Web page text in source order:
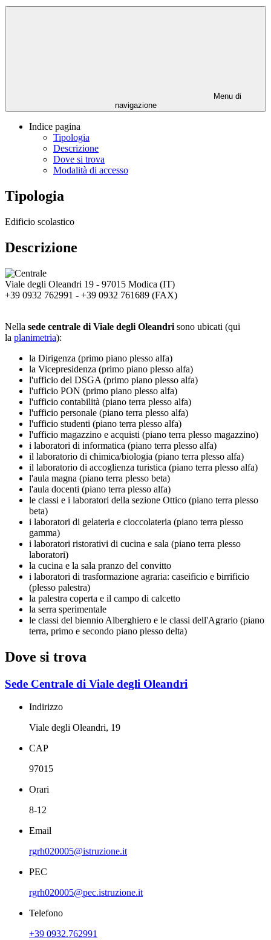
Menu di
navigazione
Indice pagina
Tipologia
Descrizione
Dove si trova
Modalità di accesso
Tipologia
Edificio scolastico
Descrizione
Viale degli Oleandri 19 - 97015 Modica (IT)
+39 0932 762991 - +39 0932 761689 (FAX)
Nella sede centrale di Viale degli Oleandri sono ubicati (qui
la planimetria):
la Dirigenza (primo piano plesso alfa)
la Vicepresidenza (primo piano plesso alfa)
l'ufficio del DSGA (primo piano plesso alfa)
l'ufficio PON (primo piano plesso alfa)
l'ufficio contabilità (piano terra plesso alfa)
l'ufficio personale (piano terra plesso alfa)
l'ufficio studenti (piano terra plesso alfa)
l'ufficio magazzino e acquisti (piano terra plesso magazzino)
i laboratori di informatica (piano terra plesso alfa)
il laboratorio di chimica/biologia (piano terra plesso alfa)
il laboratorio di accoglienza turistica (piano terra plesso alfa)
l'aula magna (piano terra plesso beta)
l'aula docenti (piano terra plesso alfa)
le classi e i laboratori della sezione Ottico (piano terra plesso
beta)
i laboratori di gelateria e cioccolateria (piano terra plesso
gamma)
i laboratori ristorativi di cucina e sala (piano terra plesso
laboratori)
la cucina e la sala pranzo del convitto
i laboratori di trasformazione agraria: caseificio e birrificio
(plesso palestra)
la palestra coperta e il campo di calcetto
la serra sperimentale
le classi del biennio Alberghiero e le classi dell'Agrario (piano
terra, primo e secondo piano plesso delta)
Dove si trova
Sede Centrale di Viale degli Oleandri
Indirizzo
Viale degli Oleandri, 19
CAP
97015
Orari
8-12
Email
rgrh020005@istruzione.it
PEC
rgrh020005@pec.istruzione.it
Telefono
+39 0932.762991